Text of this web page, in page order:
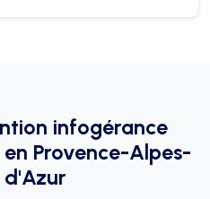
infogérance
Provence-Alpes-